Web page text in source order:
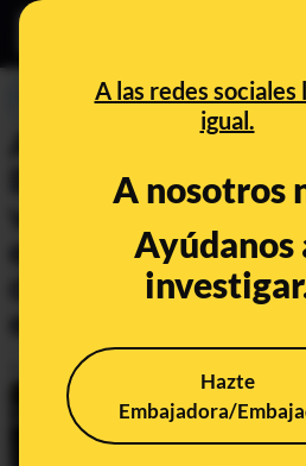
A las redes sociales
igual.
A nosotros
Ayúdanos
Hazte
Embajadora/
PREBUNKING
Ampliaciones del
Barcelona,
vías en Madrid o
en Valencia: de
dinero de
en el transporte
Publicado el